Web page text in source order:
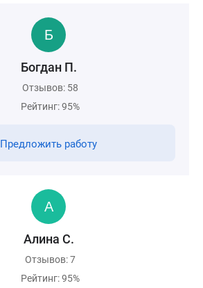
Богдан П.
Отзывов: 58
Рейтинг: 95%
Предложить работу
Алина С.
Отзывов: 7
Рейтинг: 95%